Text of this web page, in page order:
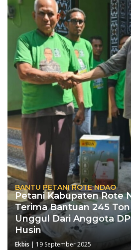
BANTU PETANI ROTE NDAO
Petani Kabupaten Rote
Terima Bantuan 245
Unggul Dari Anggota
Husin
Ekbis | 19 September 2025